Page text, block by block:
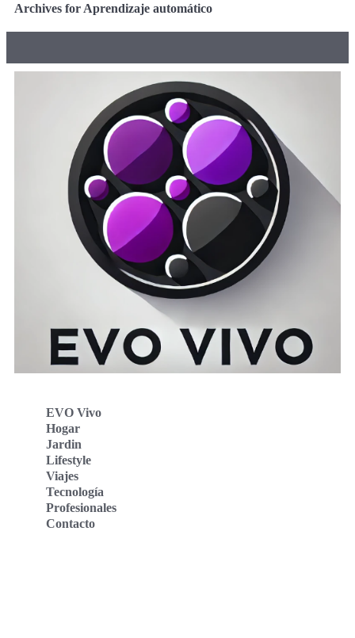
Archives for Aprendizaje automático
EVO Vivo
Hogar
Jardin
Lifestyle
Viajes
Tecnología
Profesionales
Contacto